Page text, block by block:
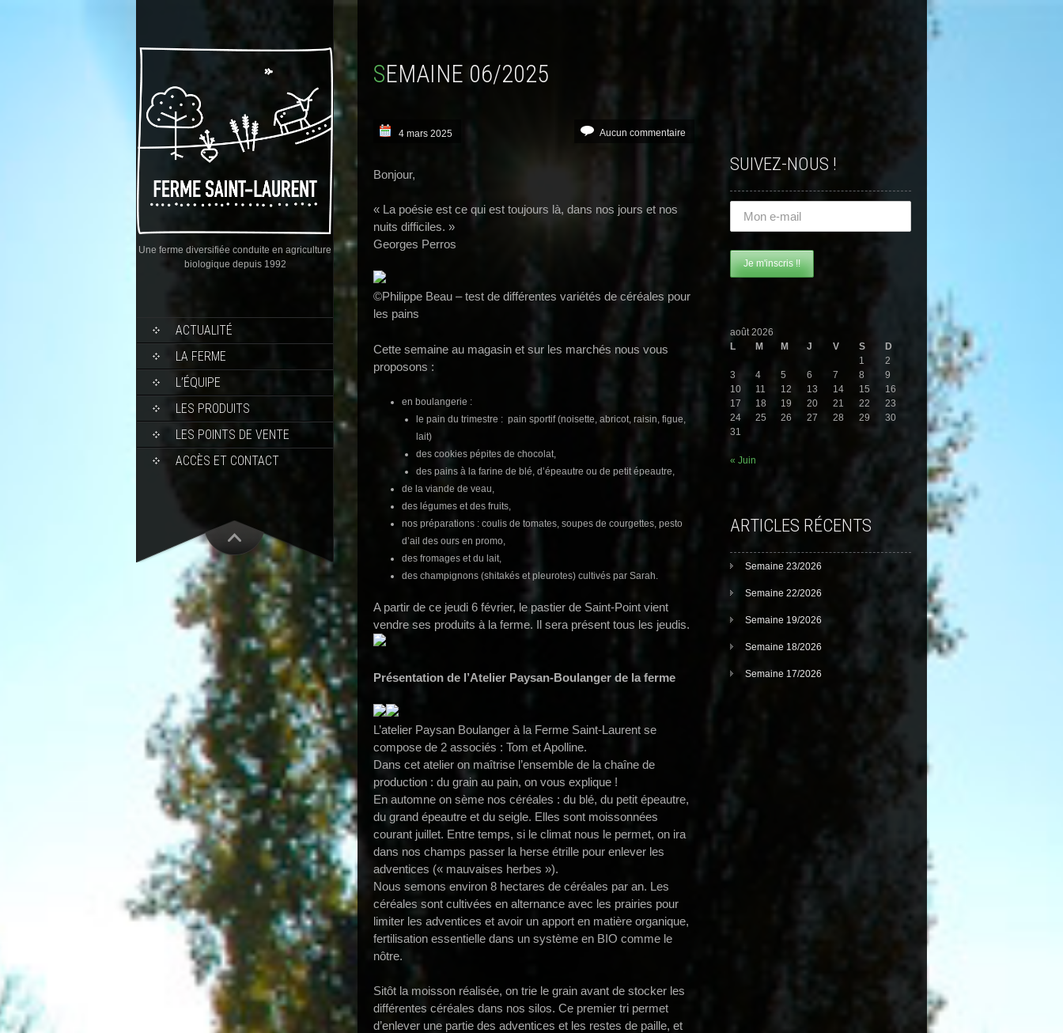
Une ferme diversifiée conduite en agriculture
biologique depuis 1992
ACTUALITÉ
LA FERME
L’ÉQUIPE
LES PRODUITS
LES POINTS DE VENTE
ACCÈS ET CONTACT
SEMAINE 06/2025
4 mars 2025 Aucun commentaire
Bonjour,
« La poésie est ce qui est toujours là, dans nos jours et nos
nuits difficiles. »
Georges Perros
©Philippe Beau – test de différentes variétés de céréales pour
les pains
Cette semaine au magasin et sur les marchés nous vous
proposons :
en boulangerie :
le pain du trimestre : pain sportif (noisette, abricot, raisin, figue,
lait)
des cookies pépites de chocolat,
des pains à la farine de blé, d’épeautre ou de petit épeautre,
de la viande de veau,
des légumes et des fruits,
nos préparations : coulis de tomates, soupes de courgettes, pesto
d’ail des ours en promo,
des fromages et du lait,
des champignons (shitakés et pleurotes) cultivés par Sarah.
A partir de ce jeudi 6 février, le pastier de Saint-Point vient
vendre ses produits à la ferme. Il sera présent tous les jeudis.
Présentation de l’Atelier Paysan-Boulanger de la ferme
L’atelier Paysan Boulanger à la Ferme Saint-Laurent se
compose de 2 associés : Tom et Apolline.
Dans cet atelier on maîtrise l’ensemble de la chaîne de
production : du grain au pain, on vous explique !
En automne on sème nos céréales : du blé, du petit épeautre,
du grand épeautre et du seigle. Elles sont moissonnées
courant juillet. Entre temps, si le climat nous le permet, on ira
dans nos champs passer la herse étrille pour enlever les
adventices (« mauvaises herbes »).
Nous semons environ 8 hectares de céréales par an. Les
céréales sont cultivées en alternance avec les prairies pour
limiter les adventices et avoir un apport en matière organique,
fertilisation essentielle dans un système en BIO comme le
nôtre.
Sitôt la moisson réalisée, on trie le grain avant de stocker les
différentes céréales dans nos silos. Ce premier tri permet
d’enlever une partie des adventices et les restes de paille, et
SUIVEZ-NOUS !
août 2026
L
M M J V S
D
1
2
3
4 5 6 7 8
9
10
11 12 13 14 15
16
17
18 19 20 21 22
23
24
25 26 27 28 29
30
31
« Juin
ARTICLES RÉCENTS
Semaine 23/2026
Semaine 22/2026
Semaine 19/2026
Semaine 18/2026
Semaine 17/2026